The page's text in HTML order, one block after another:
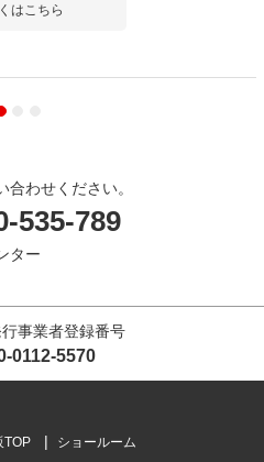
はこちら
合わせください。
535-789
ター
事業者登録番号
0112-5570
TOP ショールーム